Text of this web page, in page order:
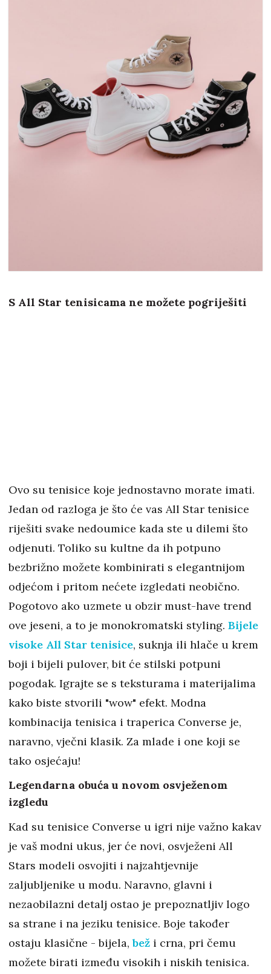
S All Star tenisicama ne možete pogriješiti
Ovo su tenisice koje jednostavno morate imati.
Jedan od razloga je što će vas All Star tenisice
riješiti svake nedoumice kada ste u dilemi što
odjenuti. Toliko su kultne da ih potpuno
bezbrižno možete kombinirati s elegantnijom
odjećom i pritom nećete izgledati neobično.
Pogotovo ako uzmete u obzir must-have trend
ove jeseni, a to je monokromatski styling. Bijele
visoke All Star tenisice, suknja ili hlače u krem ​​
boji i bijeli pulover, bit će stilski potpuni
pogodak. Igrajte se s teksturama i materijalima
kako biste stvorili "wow" efekt. Modna
kombinacija tenisica i traperica Converse je,
naravno, vječni klasik. Za mlade i one koji se
tako osjećaju!
Legendarna obuća u novom osvježenom
izgledu
Kad su tenisice Converse u igri nije važno kakav
je vaš modni ukus, jer će novi, osvježeni All
Stars modeli osvojiti i najzahtjevnije
zaljubljenike u modu. Naravno, glavni i
nezaobilazni detalj ostao je prepoznatljiv logo
sa strane i na jeziku tenisice. Boje također
ostaju klasične - bijela,bež i crna, pri čemu
možete birati između visokih i niskih tenisica.